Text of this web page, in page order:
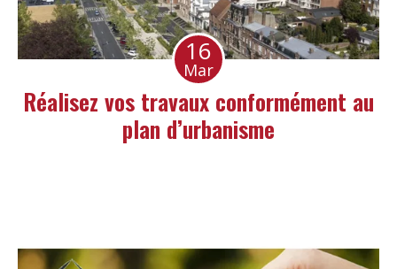
16
Mar
Réalisez vos travaux conformément au
plan d’urbanisme